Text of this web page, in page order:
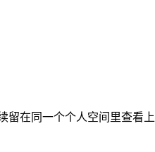
留在同一个个人空间里查看